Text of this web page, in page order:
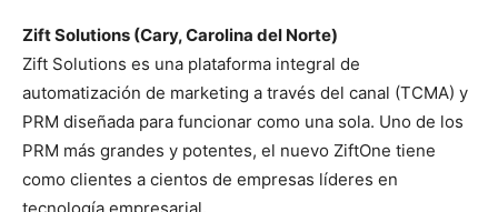
Zift Solutions (Cary, Carolina del Norte)
Zift Solutions es una plataforma integral de
automatización de marketing a través del canal (TCMA) y
PRM diseñada para funcionar como una sola. Uno de los
PRM más grandes y potentes, el nuevo ZiftOne tiene
como clientes a cientos de empresas líderes en
tecnología empresarial.